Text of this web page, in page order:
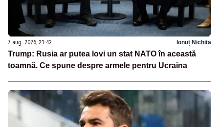
7 aug. 2026, 21:42 Ionuț Nichita
Trump: Rusia ar putea lovi un stat NATO în această
toamnă. Ce spune despre armele pentru Ucraina